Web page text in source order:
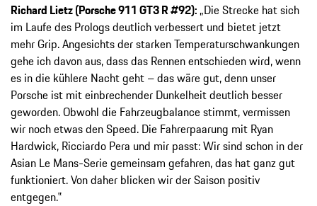
Richard Lietz (Porsche 911 GT3 R #92): „Die Strecke hat sich
im Laufe des Prologs deutlich verbessert und bietet jetzt
mehr Grip. Angesichts der starken Temperaturschwankungen
gehe ich davon aus, dass das Rennen entschieden wird, wenn
es in die kühlere Nacht geht – das wäre gut, denn unser
Porsche ist mit einbrechender Dunkelheit deutlich besser
geworden. Obwohl die Fahrzeugbalance stimmt, vermissen
wir noch etwas den Speed. Die Fahrerpaarung mit Ryan
Hardwick, Ricciardo Pera und mir passt: Wir sind schon in der
Asian Le Mans-Serie gemeinsam gefahren, das hat ganz gut
funktioniert. Von daher blicken wir der Saison positiv
entgegen.‟